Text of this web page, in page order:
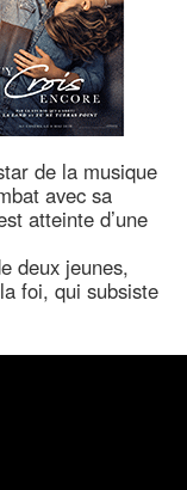
de la musique
avec sa
atteinte d’une
deux jeunes,
foi, qui subsiste